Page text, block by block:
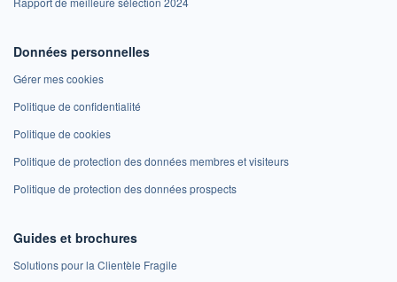
Données personnelles
Gérer mes cookies
Politique de confidentialité
Politique de cookies
Politique de protection des données membres et visiteurs
Politique de protection des données prospects
Guides et brochures
Solutions pour la Clientèle Fragile